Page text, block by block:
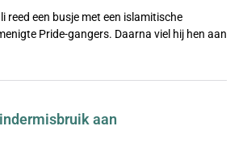
reed een busje met een islamitische
Pride-gangers. Daarna viel hij hen aan
aan